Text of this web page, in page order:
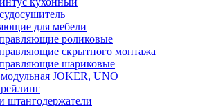
для мебели
роликовые
скрытного монтажа
шариковые
JOKER, UNO
штангодержатели